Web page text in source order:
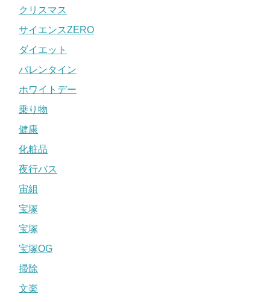
クリスマス
サイエンスZERO
ダイエット
バレンタイン
ホワイトデー
乗り物
健康
化粧品
夜行バス
宙組
宝塚
宝塚
宝塚OG
掃除
文楽